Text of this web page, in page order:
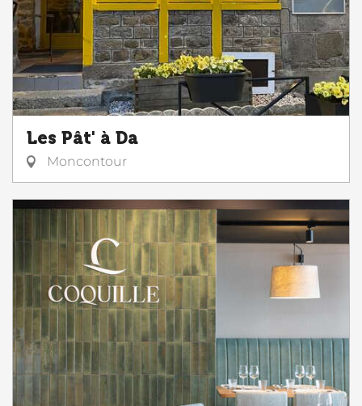
Les Pât' à Da
Moncontour